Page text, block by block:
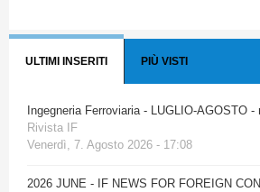
ULTIMI INSERITI PIÙ VISTI
Ingegneria Ferroviaria - LUGLIO-AGOSTO -
Rivista IF
Venerdì, 7. Agosto 2026 - 17:08
2026 JUNE - IF NEWS FOR FOREIGN